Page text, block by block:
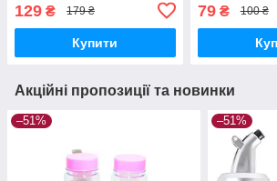
129 ₴ 179 ₴
Купити
79₴ 100 ₴
Акційні пропозиції та новинки
–51% –51%